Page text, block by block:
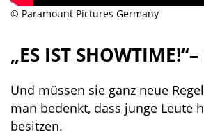
© Paramount Pictures Germany
„ES IST SHOWTIME!“–
Und müssen sie ganz neue
man bedenkt, dass junge Leute
besitzen.